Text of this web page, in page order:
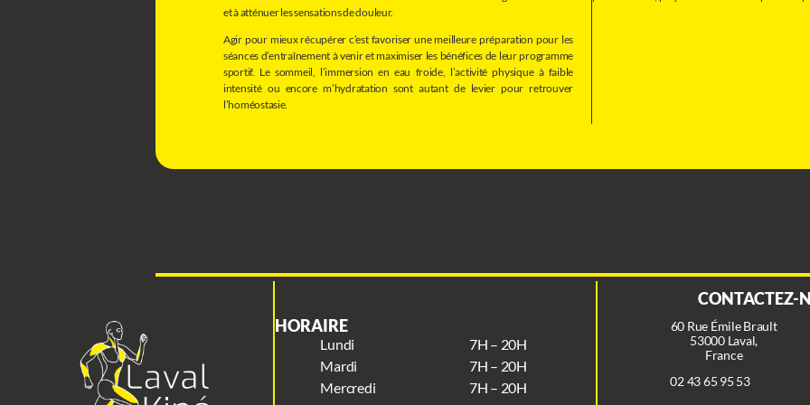
et à atténuer les sensations de douleur.
Agir pour mieux récupérer c’est favoriser une meilleure préparation pour les
séances d’entraînement à venir et maximiser les bénéfices de leur programme
sportif. Le sommeil, l’immersion en eau froide, l’activité physique à faible
intensité ou encore m’hydratation sont autant de levier pour retrouver
l’homéostasie.
HORAIRE
Lundi
Mardi
Mercredi
7H – 20H
7H – 20H
7H – 20H
CONTACTEZ-
60 Rue Émile Brault
53000 Laval,
France
02 43 65 95 53